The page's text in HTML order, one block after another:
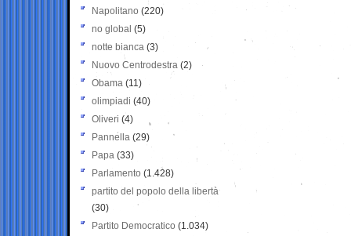
Napolitano (220)
no global (5)
notte bianca (3)
Nuovo Centrodestra (2)
Obama (11)
olimpiadi (40)
Oliveri (4)
Pannella (29)
Papa (33)
Parlamento (1.428)
partito del popolo della libertà
(30)
Partito Democratico (1.034)